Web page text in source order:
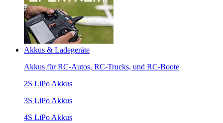
Akkus & Ladegeräte
Akkus für RC-Autos, RC-Trucks, und RC-Boote
2S LiPo Akkus
3S LiPo Akkus
4S LiPo Akkus